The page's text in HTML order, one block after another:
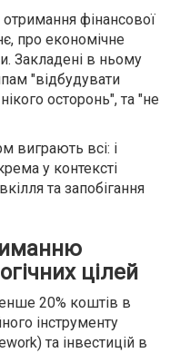
фінансової
про економічне
Закладені в ньому
"відбудувати
осторонь", та "не
виграють всі: і
у контексті
та запобігання
цілей
20% коштів в
інструменту
та інвестицій в